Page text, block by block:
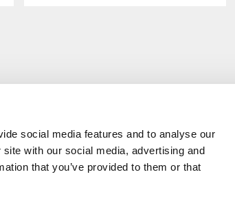
social media features and to analyse our
with our social media, advertising and
that you’ve provided to them or that